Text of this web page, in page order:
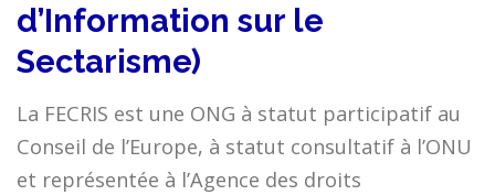
d’Information sur le
Sectarisme)
La FECRIS est une ONG à statut participatif au
Conseil de l’Europe, à statut consultatif à l’ONU
et représentée à l’Agence des droits